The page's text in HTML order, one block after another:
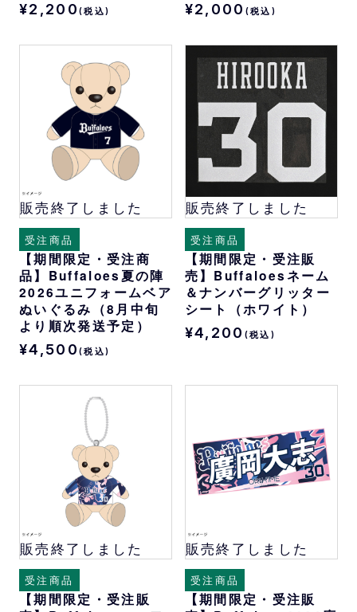
¥2,200 (税込) ¥2,000 (税込)
販売終了しました
受注商品
【期間限定・受注商
品】Buffaloes夏の陣
2026ユニフォームベア
ぬいぐるみ（8月中旬
より順次発送予定）
¥4,500 (税込)
販売終了しました
受注商品
【期間限定・受注販
売】Buffaloesネーム
＆ナンバーグリッター
シート（ホワイト）
¥4,200 (税込)
販売終了しました
受注商品
【期間限定・受注販
販売終了しました
受注商品
【期間限定・受注販